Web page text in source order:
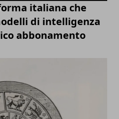
italiana che
di intelligenza
abbonamento